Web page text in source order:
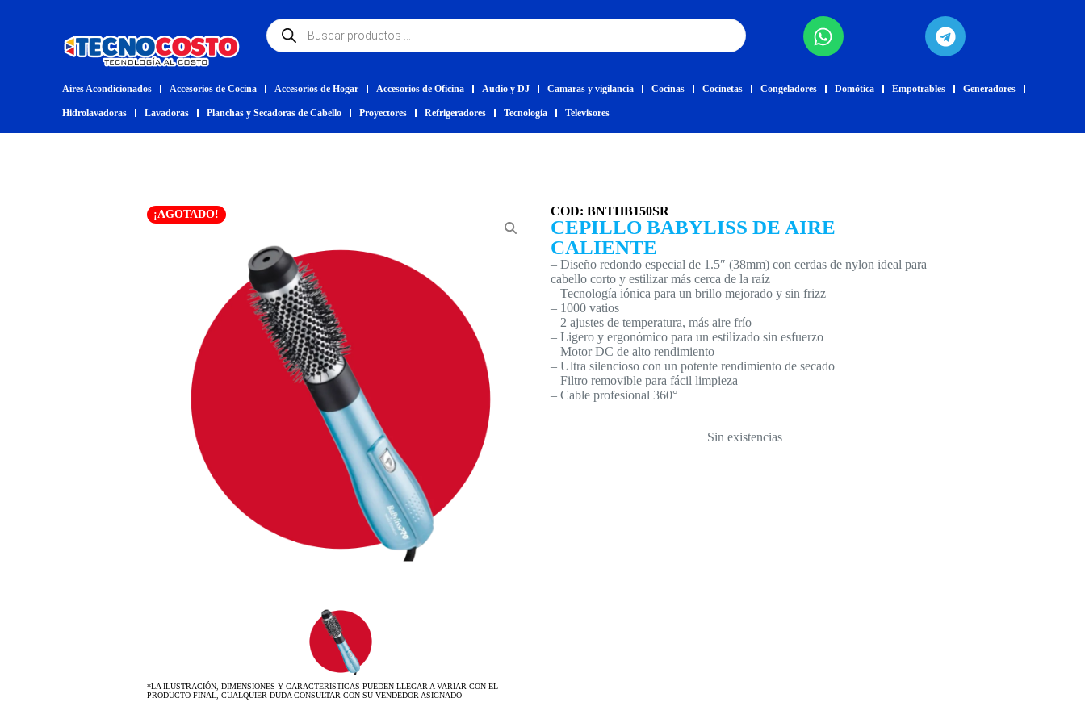
Aires Acondicionados Accesorios de Cocina Accesorios de Hogar Accesorios de Oficina Audio y DJ Camaras y vigilancia Cocinas Cocinetas Congeladores Domótica Empotrables Generadores
Hidrolavadoras Lavadoras Planchas y Secadoras de Cabello Proyectores Refrigeradores Tecnología Televisores
¡AGOTADO!
*LA ILUSTRACIÓN, DIMENSIONES Y CARACTERISTICAS PUEDEN LLEGAR A VARIAR CON EL
PRODUCTO FINAL, CUALQUIER DUDA CONSULTAR CON SU VENDEDOR ASIGNADO
COD: BNTHB150SR
CEPILLO BABYLISS DE AIRE
CALIENTE
– Diseño redondo especial de 1.5″ (38mm) con cerdas de nylon ideal para
cabello corto y estilizar más cerca de la raíz
– Tecnología iónica para un brillo mejorado y sin frizz
– 1000 vatios
– 2 ajustes de temperatura, más aire frío
– Ligero y ergonómico para un estilizado sin esfuerzo
– Motor DC de alto rendimiento
– Ultra silencioso con un potente rendimiento de secado
– Filtro removible para fácil limpieza
– Cable profesional 360°
Sin existencias